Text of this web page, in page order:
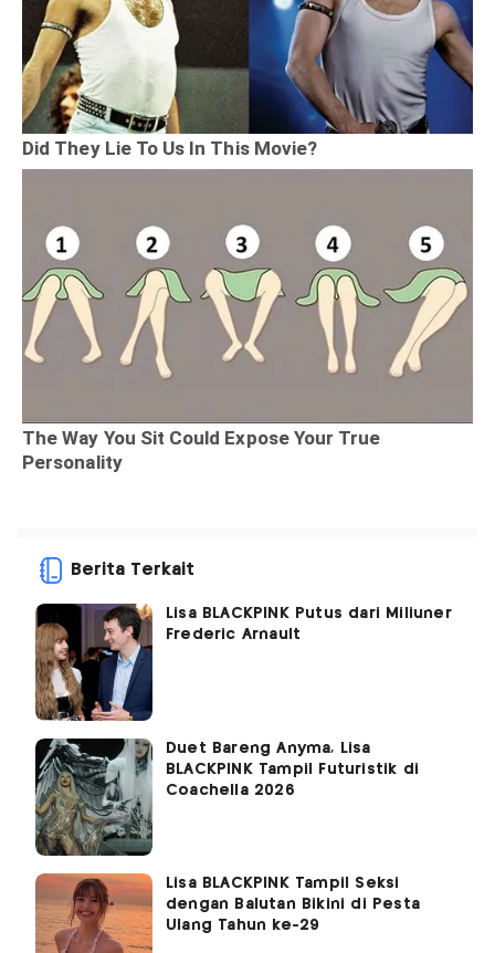
Berita Terkait
Lisa BLACKPINK Putus dari Miliuner
Frederic Arnault
Duet Bareng Anyma, Lisa
BLACKPINK Tampil Futuristik di
Coachella 2026
Lisa BLACKPINK Tampil Seksi
dengan Balutan Bikini di Pesta
Ulang Tahun ke-29